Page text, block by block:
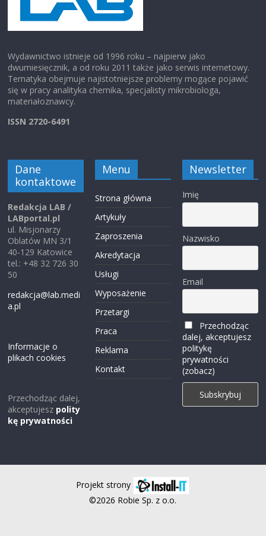
Wydawnictwo istnieje od 1996 roku – najpierw jako
dwumiesięcznik, a od roku 2011 także jako serwis internetowy.
Tematyka obejmuje najistotniejsze problemy mogące pojawić
się w pracy analityka chemika, specjalisty mikrobiologa,
materiałoznawcy.
ISSN 2720-6491
Dane
kontaktowe
Redakcja LAB /
LABportal.pl
ul. Misjonarzy
Oblatów MN 3/1
40-129 Katowice
tel.: +48 32 726 30
50
redakcja@lab.medi
a.pl
Informacje o
plikach cookies
Przechodząc dalej,
akceptujesz polity
kę prywatności
Menu
Strona główna
Artykuły
Zaproszenia
Akredytacja
Usługi
Wyposażenie
Przetargi
Praca
Reklama
Kontakt
Newsletter
Imię
Nazwisko
Email
Przechodząc
dalej, akceptujesz
politykę
prywatności
(zobacz)
Projekt strony
©2026 Robie Sp. z o.o.